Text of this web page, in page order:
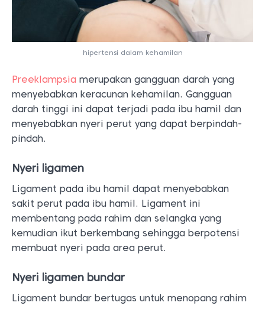
hipertensi dalam kehamilan
Preeklampsia merupakan gangguan darah yang
menyebabkan keracunan kehamilan. Gangguan
darah tinggi ini dapat terjadi pada ibu hamil dan
menyebabkan nyeri perut yang dapat berpindah-
pindah.
Nyeri ligamen
Ligament pada ibu hamil dapat menyebabkan
sakit perut pada ibu hamil. Ligament ini
membentang pada rahim dan selangka yang
kemudian ikut berkembang sehingga berpotensi
membuat nyeri pada area perut.
Nyeri ligamen bundar
Ligament bundar bertugas untuk menopang rahim